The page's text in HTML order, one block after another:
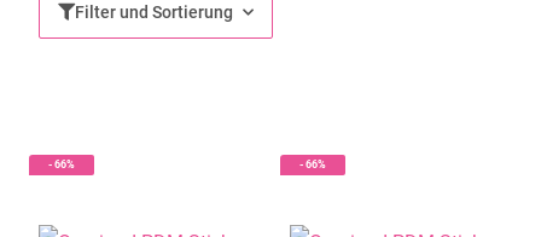
Filter und Sortierung
- 66% - 66%